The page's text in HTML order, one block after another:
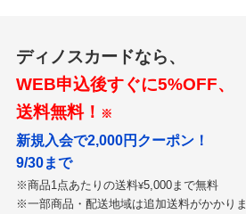
ディノスカードなら、
WEB申込後すぐに5%OFF、
送料無料！ ※
新規入会で2,000円クーポン！
9/30まで
※商品1点あたりの送料¥5,000まで無料
※一部商品・配送地域は追加送料がかかりま